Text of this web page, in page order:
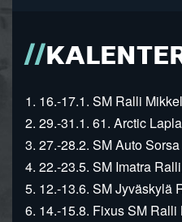
1. 16.-17.1. SM Ralli
2. 29.-31.1. 61. Arctic
3. 27.-28.2. SM Auto
4. 22.-23.5. SM Imatra
5. 12.-13.6. SM Jyväskylä
6. 14.-15.8. Fixus SM Ralli